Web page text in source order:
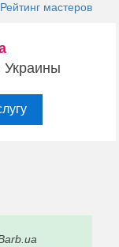
Рейтинг мастеров
Украины